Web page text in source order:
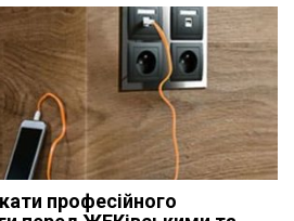
професійного